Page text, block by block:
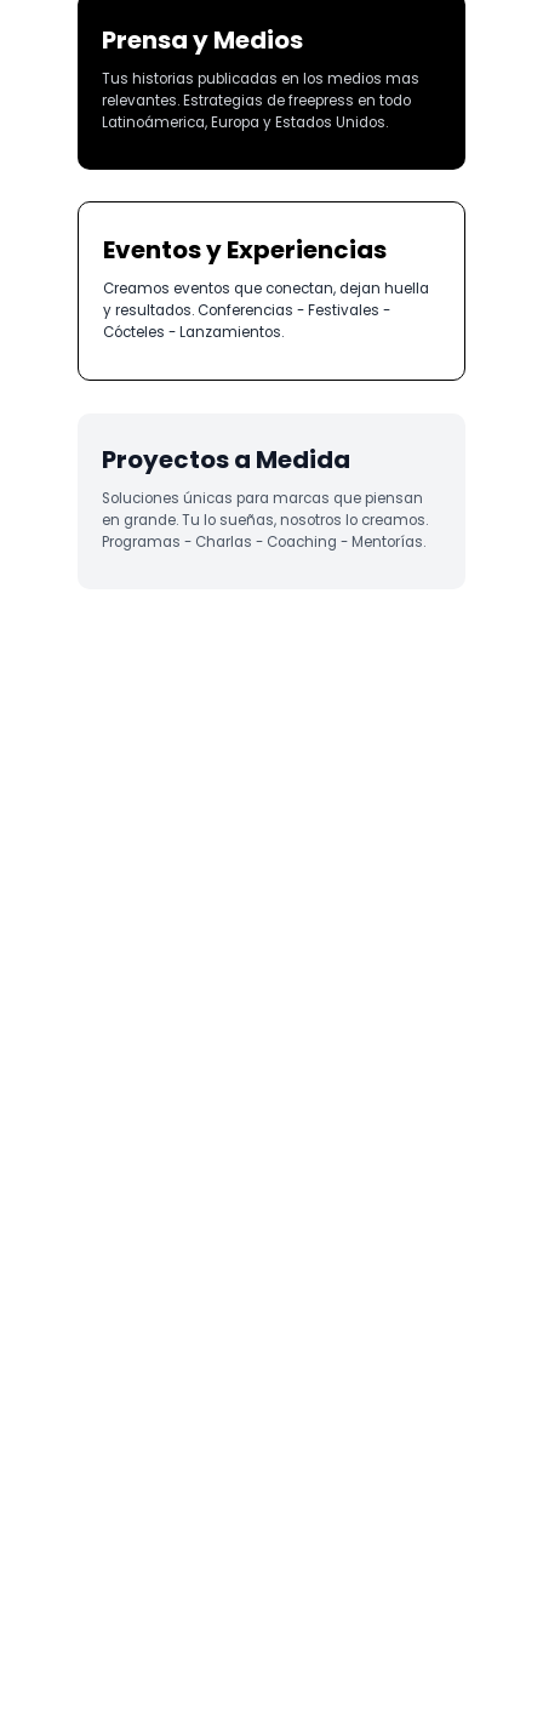
Prensa y Medios
Tus historias publicadas en los medios mas
relevantes. Estrategias de freepress en todo
Latinoámerica, Europa y Estados Unidos.
Eventos y Experiencias
Creamos eventos que conectan, dejan huella
y resultados. Conferencias - Festivales -
Cócteles - Lanzamientos.
Proyectos a Medida
Soluciones únicas para marcas que piensan
en grande. Tu lo sueñas, nosotros lo creamos.
Programas - Charlas - Coaching - Mentorías.